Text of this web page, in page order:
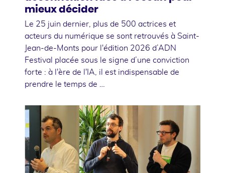
mieux décider
Le 25 juin dernier, plus de 500 actrices et
acteurs du numérique se sont retrouvés à Saint-
Jean-de-Monts pour l'édition 2026 d’ADN
Festival placée sous le signe d’une conviction
forte : à l'ère de l'IA, il est indispensable de
prendre le temps de …